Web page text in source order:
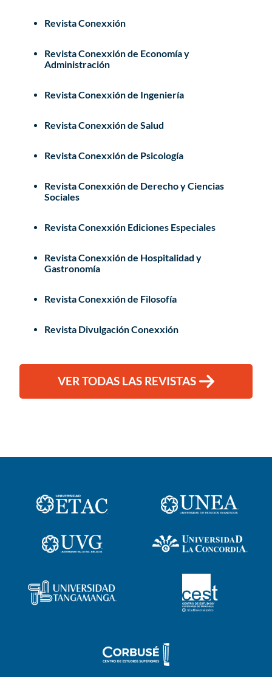
Revista Conexxión
Revista Conexxión de Economía y
Administración
Revista Conexxión de Ingeniería
Revista Conexxión de Salud
Revista Conexxión de Psicología
Revista Conexxión de Derecho y Ciencias
Sociales
Revista Conexxión Ediciones Especiales
Revista Conexxión de Hospitalidad y
Gastronomía
Revista Conexxión de Filosofía
Revista Divulgación Conexxión
VER TODAS LAS REVISTAS